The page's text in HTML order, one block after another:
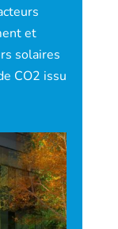
et
solaires
CO2 issu